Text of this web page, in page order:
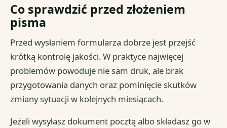
Co sprawdzić przed złożeniem
pisma
Przed wysłaniem formularza dobrze jest przejść
krótką kontrolę jakości. W praktyce najwięcej
problemów powoduje nie sam druk, ale brak
przygotowania danych oraz pominięcie skutków
zmiany sytuacji w kolejnych miesiącach.
Jeżeli wysyłasz dokument pocztą albo składasz go w